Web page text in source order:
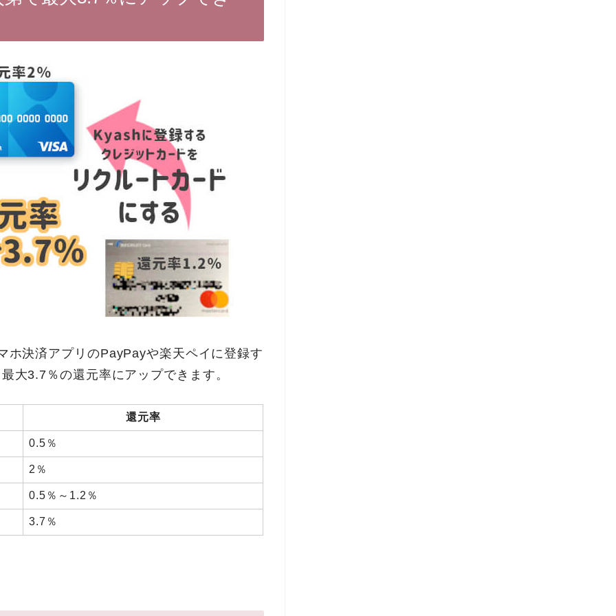
ホ決済アプリのPayPayや楽天ペイに登録す
大3.7％の還元率にアップできます。
還元率
0.5％
2％
0.5％～1.2％
3.7％